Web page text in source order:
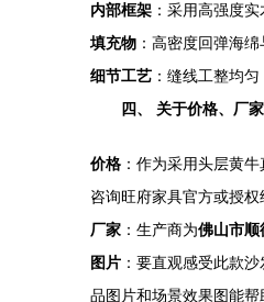
内部框架 ：采用高强度
填充物 ：高密度回弹海
细节工艺 ：缝线工整均
四、 关于价格、厂
价格 ：作为采用头层黄
咨询旺府家具官方或授权
厂家 ：生产商为佛山市顺
图片 ：要直观感受此款
品图片和场景效果图能帮